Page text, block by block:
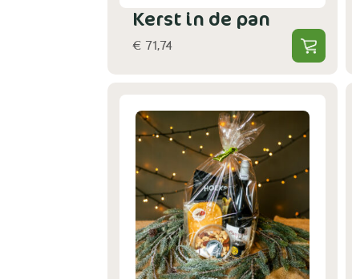
Kerst in de pan
€ 71,74